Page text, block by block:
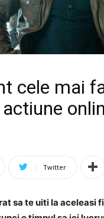
cele mai
Twitter
sa te uiti la aceleasi